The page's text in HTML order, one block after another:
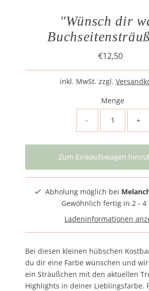
"Wünsch dir
Regulärer
Preis
€12,50
inkl. MwSt. zzgl.
Menge
- +
Abholung möglich bei
Gewöhnlich fertig in 2 - 4
Ladeninformationen
Bei diesen kleinen hübschen
du dir eine Farbe wünschen und
ein Sträußchen mit den aktuellen
Highlights in deiner Lieblingsfarbe.